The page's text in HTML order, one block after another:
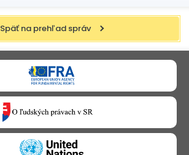
Späť na prehľad správ